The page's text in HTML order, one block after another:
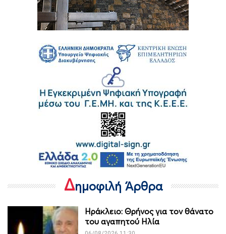
Δημοφιλή Άρθρα
Ηράκλειο: Θρήνος για τον θάνατο
του αγαπητού Ηλία